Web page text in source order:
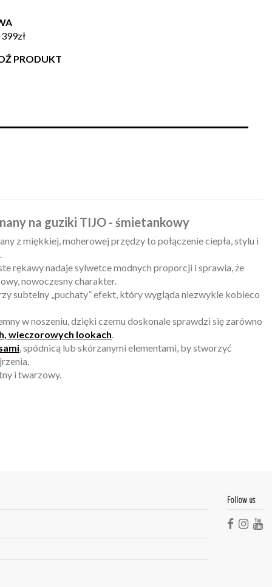
PRODUKT
na guziki TIJO - śmietankowy
z miękkiej, moherowej przędzy to połączenie ciepła, stylu i
rękawy nadaje sylwetce modnych proporcji i sprawia, że
nowoczesny charakter.
subtelny „puchaty” efekt, który wygląda niezwykle kobieco
w noszeniu, dzięki czemu doskonale sprawdzi się zarówno
wieczorowych lookach.
, spódnicą lub skórzanymi elementami, by stworzyć
i twarzowy.
Follow us